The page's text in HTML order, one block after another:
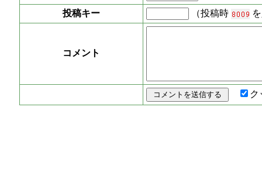
投稿キー
（投稿時
コメント
ク